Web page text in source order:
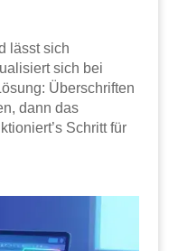
lässt sich
sich bei
Überschriften
dann das
Schritt für